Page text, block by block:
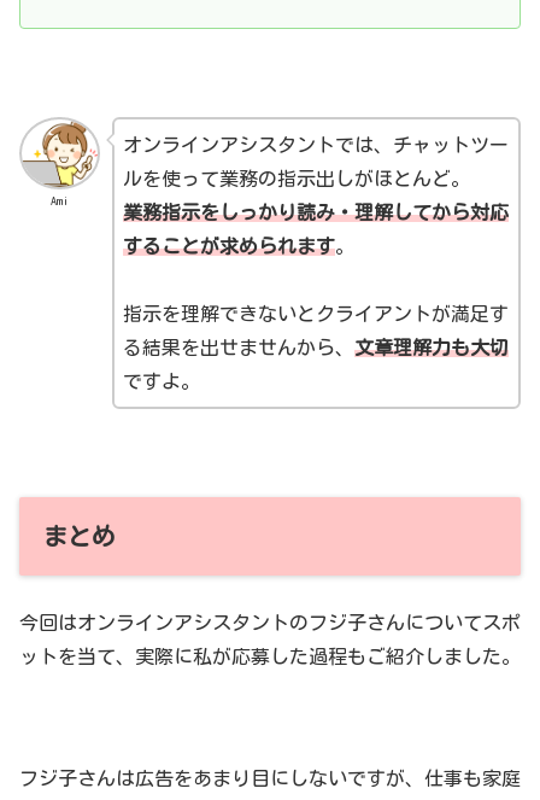
Ami
オンラインアシスタントでは、チャットツー
ルを使って業務の指示出しがほとんど。
業務指示をしっかり読み・理解してから対応
することが求められます。
指示を理解できないとクライアントが満足す
る結果を出せませんから、 文章理解力も大切
ですよ。
まとめ
今回はオンラインアシスタントのフジ子さんについてスポ
ットを当て、実際に私が応募した過程もご紹介しました。
フジ子さんは広告をあまり目にしないですが、仕事も家庭